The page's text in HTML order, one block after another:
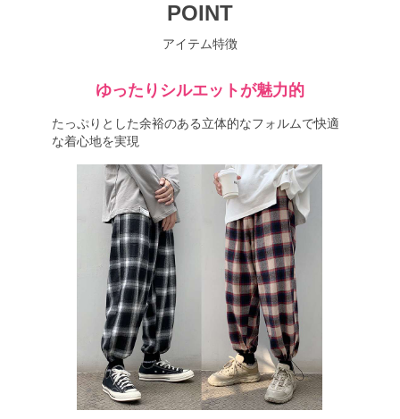
POINT
アイテム特徴
ゆったりシルエットが魅力的
たっぷりとした余裕のある立体的なフォルムで快適
な着心地を実現